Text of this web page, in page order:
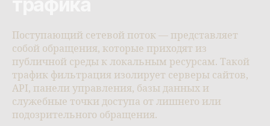
Поступающий сетевой поток — представляет
собой обращения, которые приходят из
публичной среды к локальным ресурсам. Такой
трафик фильтрация изолирует серверы сайтов,
API, панели управления, базы данных и
служебные точки доступа от лишнего или
подозрительного обращения.